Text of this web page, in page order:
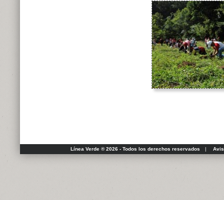
Línea Verde ® 2026 - Todos los derechos reservados |